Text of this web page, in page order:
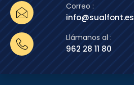
Correo :
info@sualfont.es
Llámanos al :
962 28 11 80